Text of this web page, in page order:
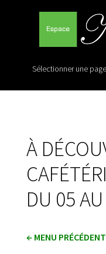
Sélectionner une page
À
DU 05
← MENU PRÉCÉDENT